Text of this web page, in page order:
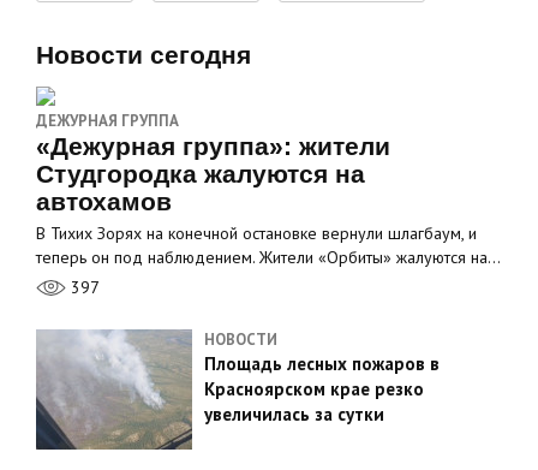
Новости сегодня
ДЕЖУРНАЯ ГРУППА
«Дежурная группа»: жители
Студгородка жалуются на
автохамов
В Тихих Зорях на конечной остановке вернули шлагбаум, и
теперь он под наблюдением. Жители «Орбиты» жалуются на…
397
НОВОСТИ
Площадь лесных пожаров в
Красноярском крае резко
увеличилась за сутки